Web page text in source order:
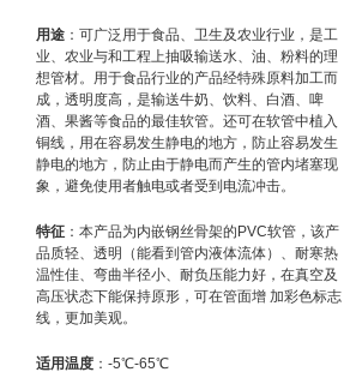
用途 ：可广泛用于食品、卫生及农业行业，是工
业、农业与和工程上抽吸输送水、油、粉料的理
想管材。用于食品行业的产品经特殊原料加工而
成，透明度高，是输送牛奶、饮料、白酒、啤
酒、果酱等食品的最佳软管。还可在软管中植入
铜线，用在容易发生静电的地方，防止容易发生
静电的地方，防止由于静电而产生的管内堵塞现
象，避免使用者触电或者受到电流冲击。
特征 ：本产品为内嵌钢丝骨架的PVC软管，该产
品质轻、透明（能看到管内液体流体）、耐寒热
温性佳、弯曲半径小、耐负压能力好，在真空及
高压状态下能保持原形，可在管面增 加彩色标志
线，更加美观。
适用温度 ：-5℃-65℃